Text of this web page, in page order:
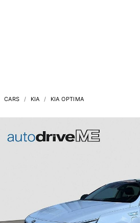
CARS KIA KIA OPTIMA